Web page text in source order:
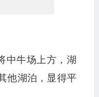
中牛场上方，湖
他湖泊，显得平